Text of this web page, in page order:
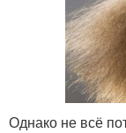
Однако не всё